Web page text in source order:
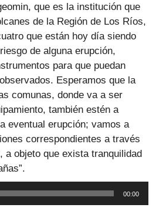
que es la institución que
de la Región de Los Ríos,
que están hoy día siendo
de alguna erupción,
para que puedan
Esperamos que la
comunas, donde va a ser
también estén a
eventual erupción; vamos a
correspondientes a través
a objeto que exista tranquilidad
00:00